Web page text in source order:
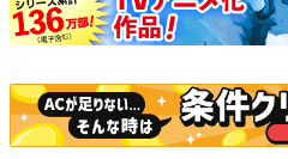
小説 8,362 位 / 228,609
お気に入り 11,482